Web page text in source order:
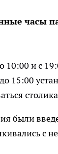
часы
10:00 и с
15:00
были
с